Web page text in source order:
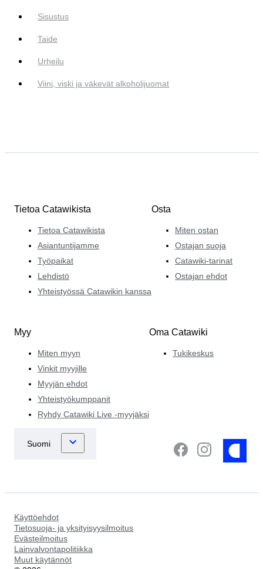
Sisustus
Taide
Urheilu
Viini, viski ja väkevät alkoholijuomat
Tietoa Catawikista
Tietoa Catawikista
Asiantuntijamme
Työpaikat
Lehdistö
Yhteistyössä Catawikin kanssa
Osta
Miten ostan
Ostajan suoja
Catawiki-tarinat
Ostajan ehdot
Myy
Miten myyn
Vinkit myyjille
Myyjän ehdot
Yhteistyökumppanit
Ryhdy Catawiki Live -myyjäksi
Oma Catawiki
Tukikeskus
Käyttöehdot
Tietosuoja- ja yksityisyysilmoitus
Evästeilmoitus
Lainvalvontapolitiikka
Muut käytännöt